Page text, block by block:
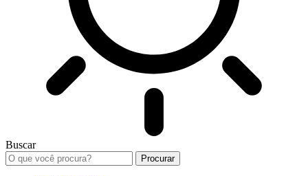
Buscar